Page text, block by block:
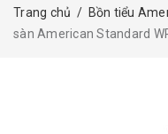
Trang chủ / Bồn tiểu
sàn American Standard